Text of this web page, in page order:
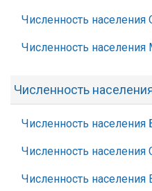
Численность населения
Численность
Численность
Численность населения
Численность населения
Численность населения